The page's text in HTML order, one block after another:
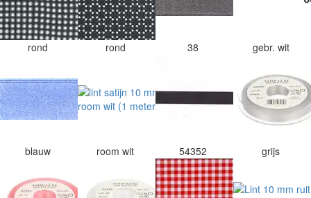
rond rond 38 gebr. wit
blauw room wit 54352 grijs